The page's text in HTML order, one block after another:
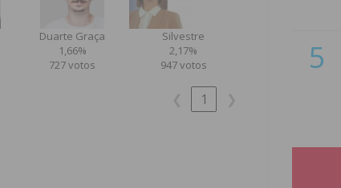
Duarte Graça
1,66%
727 votos
Silvestre
2,17%
947 votos
1
5